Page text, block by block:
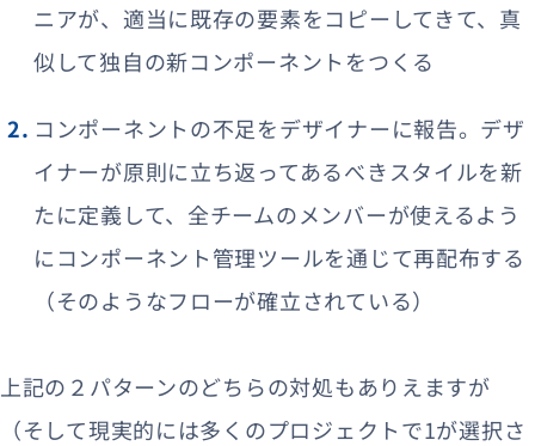
ニアが、適当に既存の要素をコピーしてきて、真
似して独自の新コンポーネントをつくる
コンポーネントの不足をデザイナーに報告。デザ
イナーが原則に立ち返ってあるべきスタイルを新
たに定義して、全チームのメンバーが使えるよう
にコンポーネント管理ツールを通じて再配布する
（そのようなフローが確立されている）
上記の２パターンのどちらの対処もありえますが
（そして現実的には多くのプロジェクトで1が選択さ